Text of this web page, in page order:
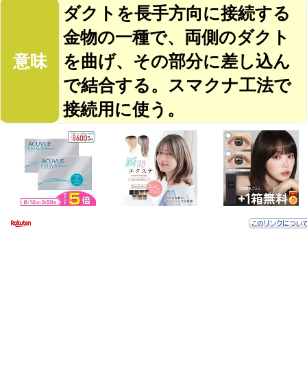
意味
ダクトを長手方向に接続する
金物の一種で、両側のダクト
を曲げ、その部分に差し込ん
で結合する。スマクナ工法で
接続用に使う。